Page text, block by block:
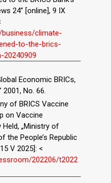
24” [online], 9 IX
climate-
to-the-brics-
20240909
Economic BRICs,
2001, No. 66.
of BRICS Vaccine
on Vaccine
„Ministry of
the People’s Republic
V 2025]: <
202206/t2022